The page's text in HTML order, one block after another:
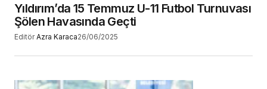
Yıldırım’da 15 Temmuz U-11 Futbol Turnuvası
Şölen Havasında Geçti
Editör Azra Karaca26/06/2025